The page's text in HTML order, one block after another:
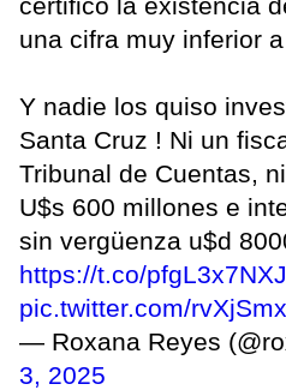
una cifra muy inferior
Y nadie los quiso
Santa Cruz ! Ni un
Tribunal de Cuentas,
U$s 600 millones e
sin vergüenza u$d
https://t.co/pfgL3x7NXJ
pic.twitter.com/
— Roxana Reyes
3, 2025